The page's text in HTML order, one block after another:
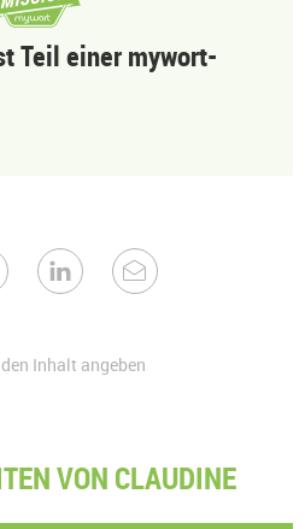
Teil einer mywort-
Inhalt angeben
VON CLAUDINE